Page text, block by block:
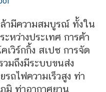
ล้ามีความสมบูรณ์ ทั้งใน
หว่างประเทศ การค้า
วิร์กกิ้ง สเปซ การจัด
มถึงมีระบบขนส่ง
ถไฟความเร็วสูง ท่า
มิ ท่าอากาศยาน